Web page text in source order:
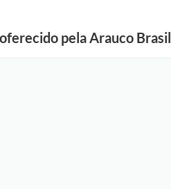
pela Arauco Brasil